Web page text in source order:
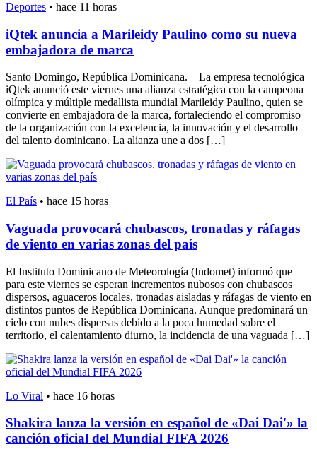
Deportes • hace 11 horas
iQtek anuncia a Marileidy Paulino como su nueva
embajadora de marca
Santo Domingo, República Dominicana. – La empresa tecnológica
iQtek anunció este viernes una alianza estratégica con la campeona
olímpica y múltiple medallista mundial Marileidy Paulino, quien se
convierte en embajadora de la marca, fortaleciendo el compromiso
de la organización con la excelencia, la innovación y el desarrollo
del talento dominicano. La alianza une a dos […]
El País • hace 15 horas
Vaguada provocará chubascos, tronadas y ráfagas
de viento en varias zonas del país
El Instituto Dominicano de Meteorología (Indomet) informó que
para este viernes se esperan incrementos nubosos con chubascos
dispersos, aguaceros locales, tronadas aisladas y ráfagas de viento en
distintos puntos de República Dominicana. Aunque predominará un
cielo con nubes dispersas debido a la poca humedad sobre el
territorio, el calentamiento diurno, la incidencia de una vaguada […]
Lo Viral • hace 16 horas
Shakira lanza la versión en español de «Dai Dai'» la
canción oficial del Mundial FIFA 2026